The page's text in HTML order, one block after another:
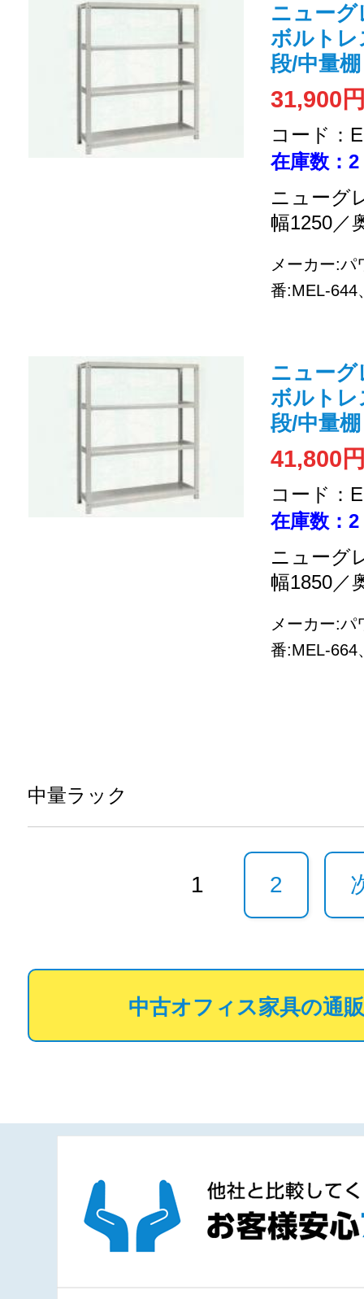
ニューグ
ボルトレ
段/中量棚
31,900
コード：
在庫数：2
ニューグ
幅1250／
メーカー:パ
番:MEL-644
ニューグ
ボルトレ
段/中量棚
41,800
コード：
在庫数：2
ニューグ
幅1850／
メーカー:パ
番:MEL-664
中量ラック
1 2
中古オフィス家具の通